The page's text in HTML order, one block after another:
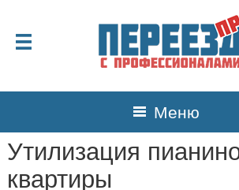
Меню
Утилизация
квартиры